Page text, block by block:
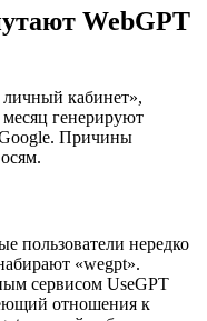
WebGPT
кабинет»,
генерируют
Google. Причины
пользователи нередко
«wegpt».
сервисом UseGPT
отношения к